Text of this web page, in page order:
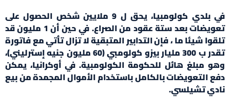
في بلدي كولومبيا، يحق ل 9 ملايين شخص الحصول على
تعويضات بعد ستة عقود من الصراع. في حين أن 1 مليون قد
تلقوا شيئا ما ، فإن التدابير المتبقية لا تزال تأتي مع فاتورة
تقدر ب 300 مليار بيزو كولومبي (60 مليون جنيه إسترليني)،
وهو مبلغ هائل للحكومة الكولومبية. في أوكرانيا، يمكن
دفع التعويضات بالكامل باستخدام الأموال المجمدة من بيع
نادي تشيلسي.